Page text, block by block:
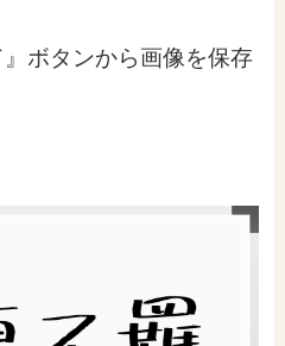
』ボタンから画像を保存